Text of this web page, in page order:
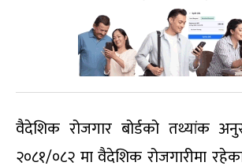
वैदेशिक रोजगार बोर्डको तथ्यांक
२०८१/०८२ मा वैदेशिक रोजगारीमा